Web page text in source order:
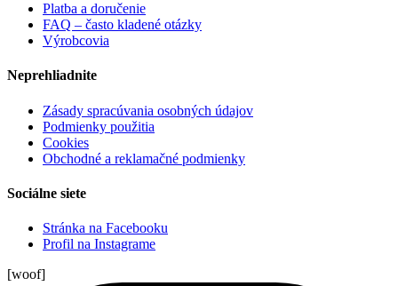
Platba a doručenie
FAQ – často kladené otázky
Výrobcovia
Neprehliadnite
Zásady spracúvania osobných údajov
Podmienky použitia
Cookies
Obchodné a reklamačné podmienky
Sociálne siete
Stránka na Facebooku
Profil na Instagrame
[woof]